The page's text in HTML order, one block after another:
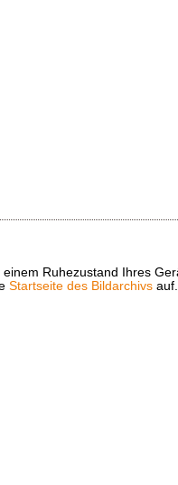
Ruhezustand Ihres
Startseite des Bildarchivs auf.